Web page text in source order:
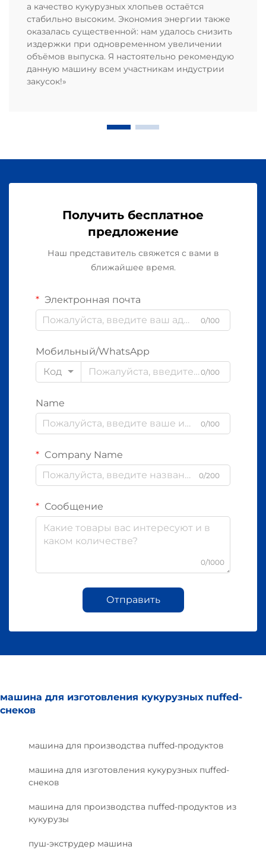
а качество кукурузных хлопьев остаётся
стабильно высоким. Экономия энергии также
оказалась существенной: нам удалось снизить
издержки при одновременном увеличении
объёмов выпуска. Я настоятельно рекомендую
данную машину всем участникам индустрии
закусок!»
Получить бесплатное
предложение
Наш представитель свяжется с вами в
ближайшее время.
Электронная почта
0/100
Мобильный/WhatsApp
Код
0/100
Name
0/100
Company Name
0/200
Сообщение
0/1000
Отправить
машина для изготовления кукурузных пuffed-
снеков
машина для производства пuffed-продуктов
машина для изготовления кукурузных пuffed-
снеков
машина для производства пuffed-продуктов из
кукурузы
пуш-экструдер машина